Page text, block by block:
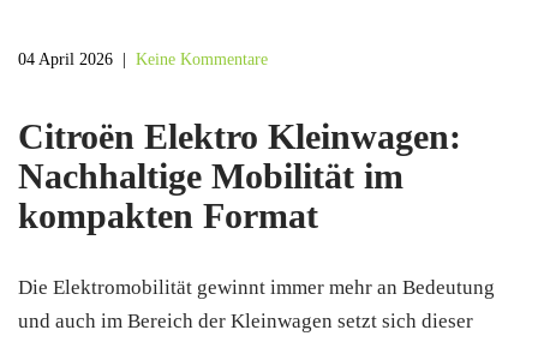
04 April 2026 Keine Kommentare
Citroën Elektro Kleinwagen:
Nachhaltige Mobilität im
kompakten Format
Die Elektromobilität gewinnt immer mehr an Bedeutung
und auch im Bereich der Kleinwagen setzt sich dieser